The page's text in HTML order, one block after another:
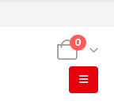
0